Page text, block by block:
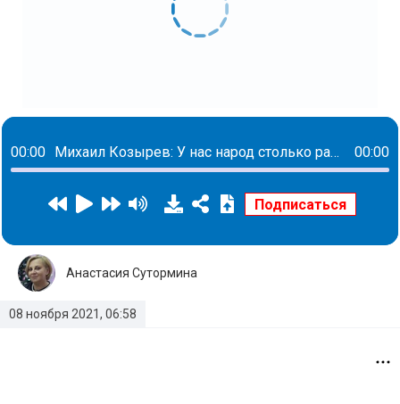
00:00 Михаил Козырев: У нас народ столько раз был обманут властью, что власть уже не обладает никаким кредитом доверия 00:00
08 ноября 2021, 06:58
Анастасия Сутормина